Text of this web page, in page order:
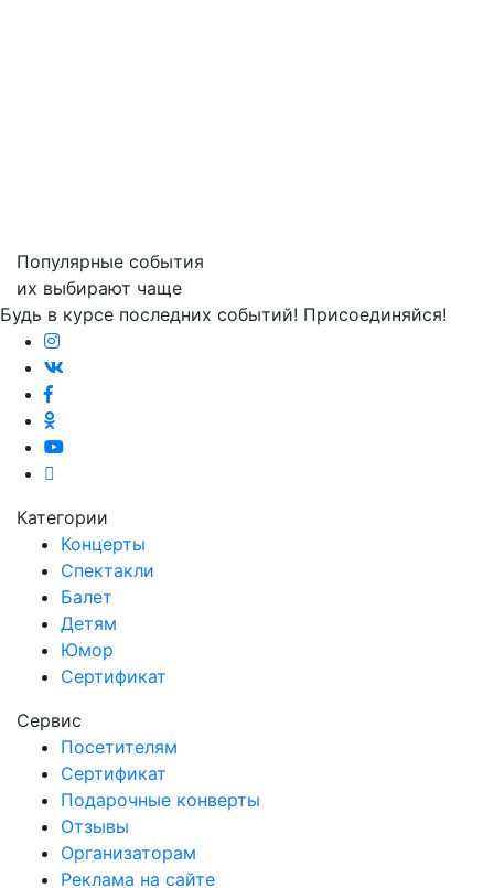
Популярные события
их выбирают чаще
Будь в курсе последних событий! Присоединяйся!
Категории
Концерты
Спектакли
Балет
Детям
Юмор
Сертификат
Сервис
Посетителям
Сертификат
Подарочные конверты
Отзывы
Организаторам
Реклама на сайте